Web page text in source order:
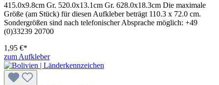
415.0x9.8cm Gr. 520.0x13.1cm Gr. 628.0x18.3cm Die maximale
Größe (am Stück) für diesen Aufkleber beträgt 110.3 x 72.0 cm.
Sondergrößen sind nach telefonischer Absprache möglich: +49
(0)33239 20700
1,95 €*
zum Aufkleber